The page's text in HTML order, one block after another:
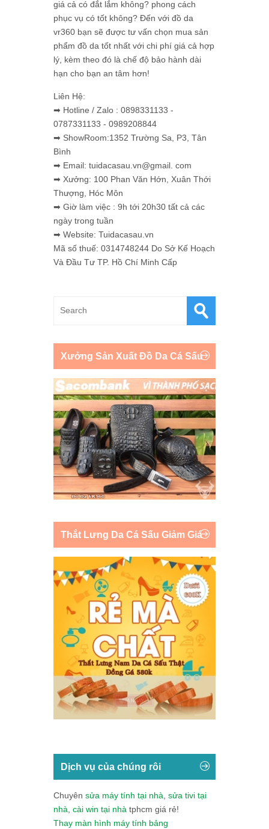
giá cả có đắt lắm không? phong cách
phục vụ có tốt không? Đến với đồ da
vr360 bạn sẽ được tư vấn chọn mua sản
phẩm đồ da tốt nhất với chi phí giá cả hợp
lý, kèm theo đó là chế độ bảo hành dài
hạn cho bạn an tâm hơn!
Liên Hệ:
➡ Hotline / Zalo : 0898331133 -
0787331133 - 0989208844
➡ ShowRoom:1352 Trường Sa, P3, Tân
Bình
➡ Email: tuidacasau.vn@gmail. com
➡ Xưởng: 100 Phan Văn Hớn, Xuân Thới
Thượng, Hóc Môn
➡ Giờ làm việc : 9h tới 20h30 tất cả các
ngày trong tuần
➡ Website: Tuidacasau.vn
Mã số thuế: 0314748244 Do Sở Kế Hoạch
Và Đầu Tư TP. Hồ Chí Minh Cấp
Xưởng Sản Xuất Đồ Da Cá Sấu
Thắt Lưng Da Cá Sấu Giảm Giá
Dịch vụ của chúng rôi
Chuyên sửa máy tính tại nhà, sửa tivi tại
nhà, cài win tại nhà tphcm giá rẻ!
Thay màn hình máy tính bảng